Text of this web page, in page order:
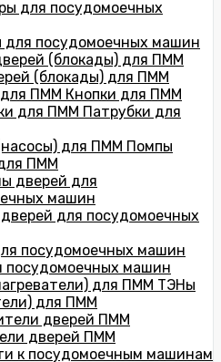
для посудомоечных машин
(блокады) для ПММ
Кнопки для ПММ
Патрубки для
Помпы
ПММ
для посудомоечных
посудомоечных машин
ТЭНы
для ПММ
дверей ПММ